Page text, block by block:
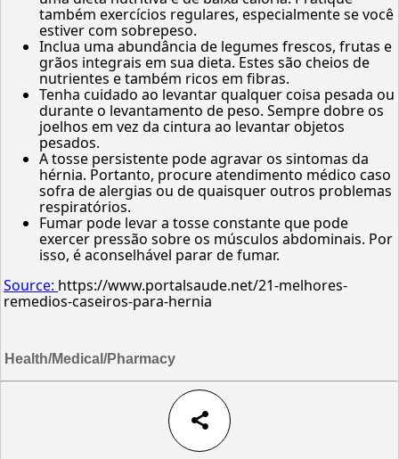
também exercícios regulares, especialmente se você
estiver com sobrepeso.
Inclua uma abundância de legumes frescos, frutas e
grãos integrais em sua dieta. Estes são cheios de
nutrientes e também ricos em fibras.
Tenha cuidado ao levantar qualquer coisa pesada ou
durante o levantamento de peso. Sempre dobre os
joelhos em vez da cintura ao levantar objetos
pesados.
A tosse persistente pode agravar os sintomas da
hérnia. Portanto, procure atendimento médico caso
sofra de alergias ou de quaisquer outros problemas
respiratórios.
Fumar pode levar a tosse constante que pode
exercer pressão sobre os músculos abdominais. Por
isso, é aconselhável parar de fumar.
Source: https://www.portalsaude.net/21-melhores-
remedios-caseiros-para-hernia
Health/Medical/Pharmacy
share